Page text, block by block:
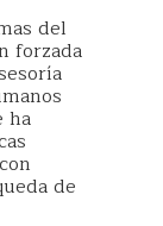
del
forzada
ha
de